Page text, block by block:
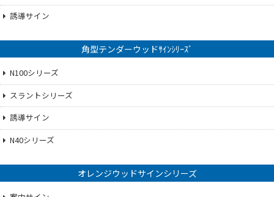
誘導サイン
角型テンダーウッドｻｲﾝｼﾘｰｽﾞ
N100シリーズ
スラントシリーズ
誘導サイン
N40シリーズ
オレンジウッドサインシリーズ